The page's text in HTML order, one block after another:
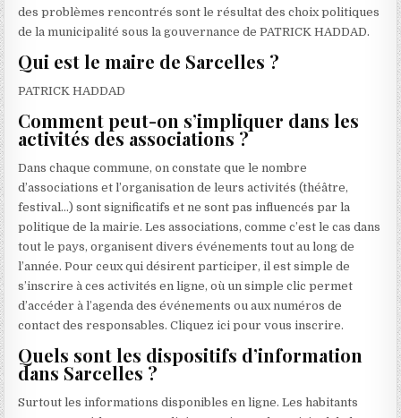
des problèmes rencontrés sont le résultat des choix politiques
de la municipalité sous la gouvernance de PATRICK HADDAD.
Qui est le maire de Sarcelles ?
PATRICK HADDAD
Comment peut-on s’impliquer dans les
activités des associations ?
Dans chaque commune, on constate que le nombre
d’associations et l’organisation de leurs activités (théâtre,
festival…) sont significatifs et ne sont pas influencés par la
politique de la mairie. Les associations, comme c’est le cas dans
tout le pays, organisent divers événements tout au long de
l’année. Pour ceux qui désirent participer, il est simple de
s’inscrire à ces activités en ligne, où un simple clic permet
d’accéder à l’agenda des événements ou aux numéros de
contact des responsables. Cliquez ici pour vous inscrire.
Quels sont les dispositifs d’information
dans Sarcelles ?
Surtout les informations disponibles en ligne. Les habitants